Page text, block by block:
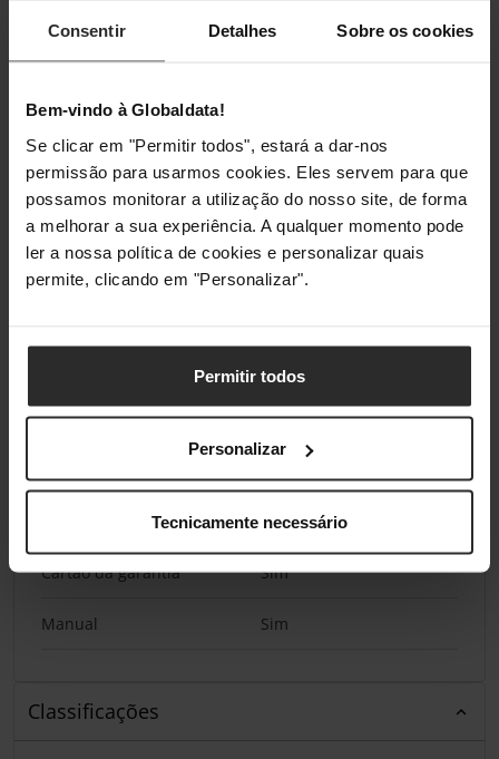
Consentir Detalhes Sobre os cookies
Bem-vindo à Globaldata!
Se clicar em "Permitir todos", estará a dar-nos
permissão para usarmos cookies. Eles servem para que
possamos monitorar a utilização do nosso site, de forma
a melhorar a sua experiência. A qualquer momento pode
ler a nossa política de cookies e personalizar quais
permite, clicando em "Personalizar".
Permitir todos
Personalizar
Tecnicamente necessário
Profundidade 380 mm
Embalagem
Comprimento da
embalagem
385 mm
embalagem
Peso da embalagem 10,8 kg
Conteúdo da embalagem
Cartão da garantia Sim
Manual Sim
Classificações